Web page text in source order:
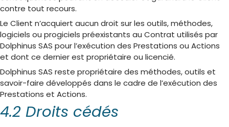
contre tout recours.
Le Client n’acquiert aucun droit sur les outils, méthodes,
logiciels ou progiciels préexistants au Contrat utilisés par
Dolphinus SAS pour l’exécution des Prestations ou Actions
et dont ce dernier est propriétaire ou licencié.
Dolphinus SAS reste propriétaire des méthodes, outils et
savoir-faire développés dans le cadre de l’exécution des
Prestations et Actions.
4.2 Droits cédés